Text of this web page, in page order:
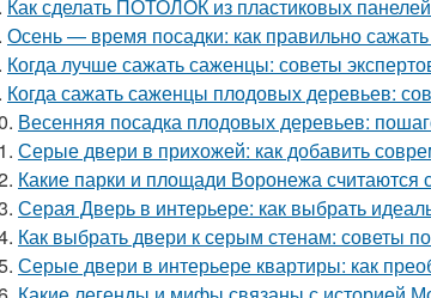
Как сделать ПОТОЛОК из пластиковых
Осень — время посадки: как правильно
Когда лучше сажать саженцы: советы
Когда сажать саженцы плодовых деревьев:
Весенняя посадка плодовых деревьев:
Серые двери в прихожей: как добавить
Какие парки и площади Воронежа
Серая Дверь в интерьере: как выбрать
Как выбрать двери к серым стенам: советы
Серые двери в интерьере квартиры: как